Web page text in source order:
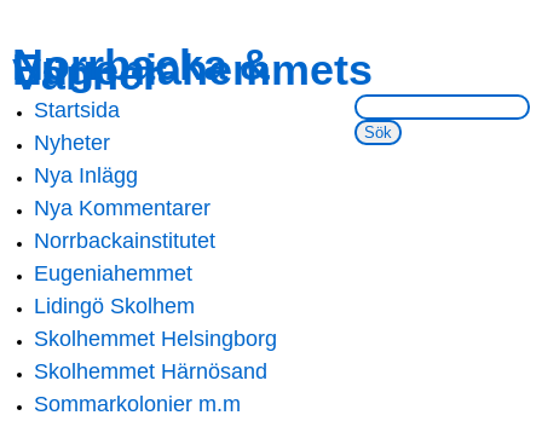
main
content
navigation
Norrbacka &
Eugeniahemmets
Vänner
Sök på webbsidan:
Main menu
Startsida
Nyheter
Nya Inlägg
Nya Kommentarer
Norrbackainstitutet
Eugeniahemmet
Lidingö Skolhem
Skolhemmet Helsingborg
Skolhemmet Härnösand
Sommarkolonier m.m